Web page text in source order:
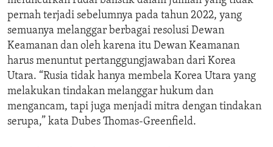
pernah terjadi sebelumnya pada tahun 2022, yang
semuanya melanggar berbagai resolusi Dewan
Keamanan dan oleh karena itu Dewan Keamanan
harus menuntut pertanggungjawaban dari Korea
Utara. “Rusia tidak hanya membela Korea Utara yang
melakukan tindakan melanggar hukum dan
mengancam, tapi juga menjadi mitra dengan tindakan
serupa,” kata Dubes Thomas-Greenfield.